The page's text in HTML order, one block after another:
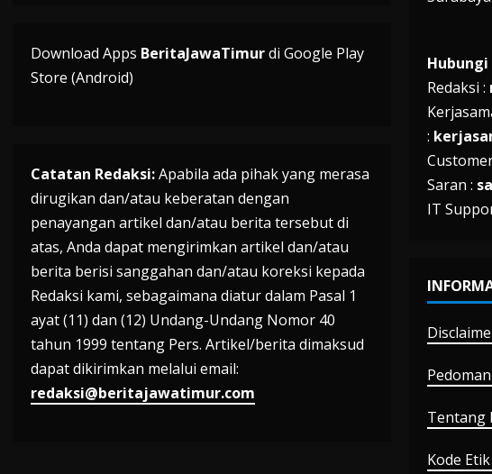
Download Apps BeritaJawaTimurdi Google Play
Store (Android)
Catatan Redaksi:Apabila ada pihak yang merasa
dirugikan dan/atau keberatan dengan
penayangan artikel dan/atau berita tersebut di
atas, Anda dapat mengirimkan artikel dan/atau
berita berisi sanggahan dan/atau koreksi kepada
Redaksi kami, sebagaimana diatur dalam Pasal 1
ayat (11) dan (12) Undang-Undang Nomor 40
tahun 1999 tentang Pers. Artikel/berita dimaksud
dapat dikirimkan melalui email:
redaksi@beritajawatimur.com
Hubungi
Redaksi :
:
Saran :
IT
Tentang
Kode